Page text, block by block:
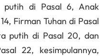
putih di Pasal 6, Anak
Firman Tuhan di Pasal
putih di Pasal 20, dan
22, kesimpulannya,